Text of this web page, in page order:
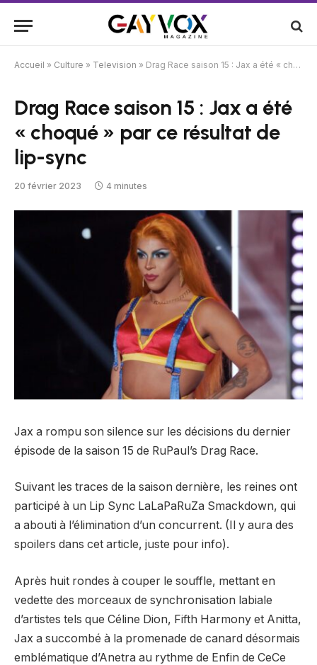
Accueil » Culture » Television » Drag Race saison 15 : Jax a été « choqué » par ce résultat de lip-sync
Drag Race saison 15 : Jax a été
« choqué » par ce résultat de
lip-sync
20 février 2023 4 minutes
Jax a rompu son silence sur les décisions du dernier
épisode de la saison 15 de RuPaul’s Drag Race.
Suivant les traces de la saison dernière, les reines ont
participé à un Lip Sync LaLaPaRuZa Smackdown, qui
a abouti à l’élimination d’un concurrent. (Il y aura des
spoilers dans cet article, juste pour info).
Après huit rondes à couper le souffle, mettant en
vedette des morceaux de synchronisation labiale
d’artistes tels que Céline Dion, Fifth Harmony et Anitta,
Jax a succombé à la promenade de canard désormais
emblématique d’Anetra au rythme de Enfin de CeCe